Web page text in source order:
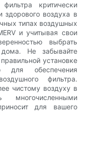
критически
воздуха в
типах воздушных
и учитывая свои
выбрать
Не забывайте
установке
для обеспечения
фильтра.
чистому воздуху в
для вашего